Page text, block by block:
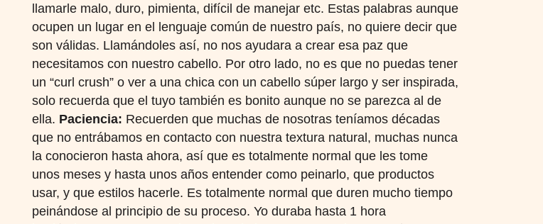
llamarle malo, duro, pimienta, difícil de manejar etc. Estas palabras aunque
ocupen un lugar en el lenguaje común de nuestro país, no quiere decir que
son válidas. Llamándoles así, no nos ayudara a crear esa paz que
necesitamos con nuestro cabello. Por otro lado, no es que no puedas tener
un “curl crush” o ver a una chica con un cabello súper largo y ser inspirada,
solo recuerda que el tuyo también es bonito aunque no se parezca al de
ella. Paciencia: Recuerden que muchas de nosotras teníamos décadas
que no entrábamos en contacto con nuestra textura natural, muchas nunca
la conocieron hasta ahora, así que es totalmente normal que les tome
unos meses y hasta unos años entender como peinarlo, que productos
usar, y que estilos hacerle. Es totalmente normal que duren mucho tiempo
peinándose al principio de su proceso. Yo duraba hasta 1 hora